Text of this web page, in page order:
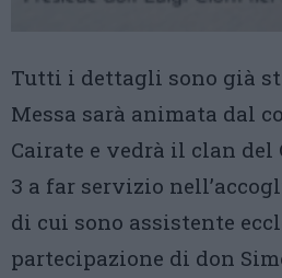
Tutti i dettagli sono già
Messa sarà animata dal
Cairate e vedrà il clan del
3 a far servizio
di cui sono assistente
partecipazione di don